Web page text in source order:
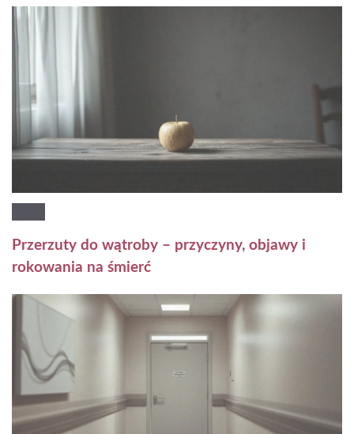
Przerzuty do wątroby – przyczyny, objawy i
rokowania na śmierć